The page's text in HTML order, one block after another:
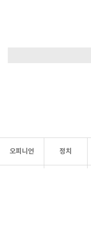
오피니언 정치